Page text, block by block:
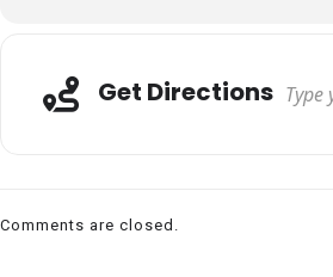
Get Directions
Comments are closed.